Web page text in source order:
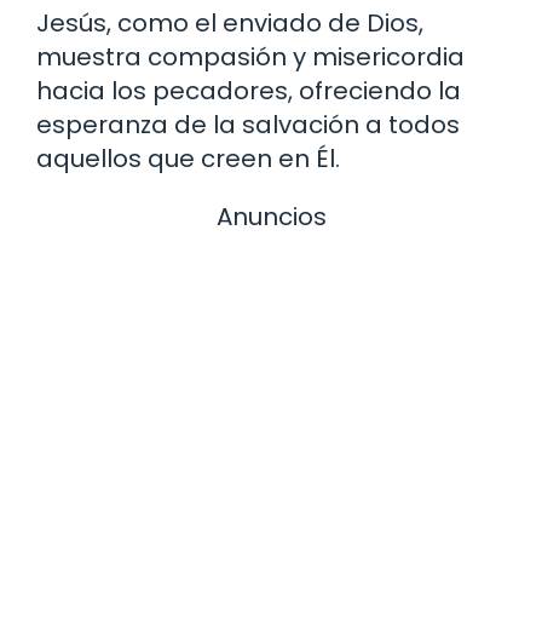
Jesús, como el enviado de Dios,
muestra compasión y misericordia
hacia los pecadores, ofreciendo la
esperanza de la salvación a todos
aquellos que creen en Él.
Anuncios